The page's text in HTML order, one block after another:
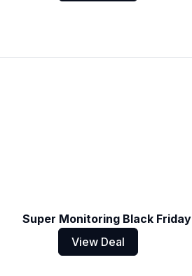
Super Monitoring Black Friday
View Deal